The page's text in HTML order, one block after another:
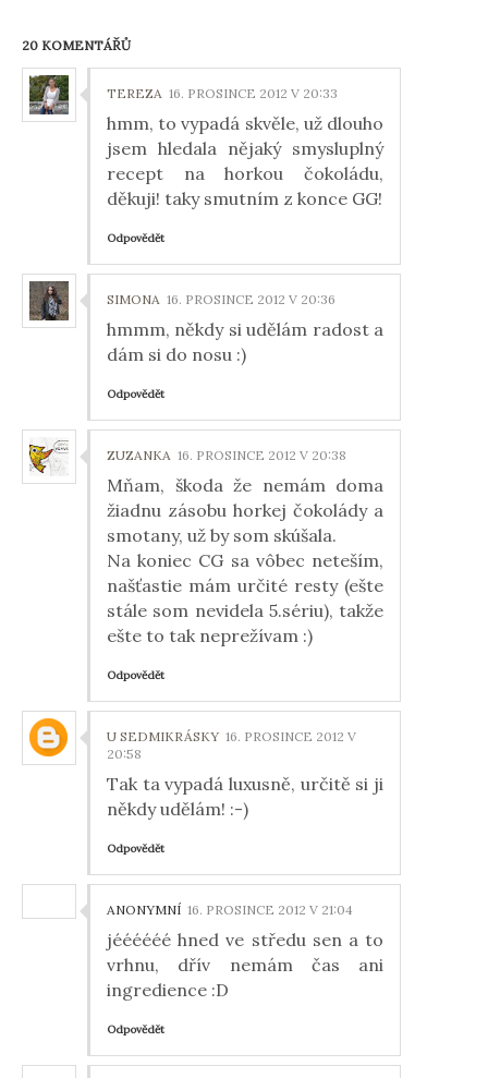
20 KOMENTÁŘŮ
TEREZA 16. PROSINCE 2012 V 20:33
hmm, to vypadá skvěle, už dlouho
jsem hledala nějaký smysluplný
recept na horkou čokoládu,
děkuji! taky smutním z konce GG!
Odpovědět
SIMONA 16. PROSINCE 2012 V 20:36
hmmm, někdy si udělám radost a
dám si do nosu :)
Odpovědět
ZUZANKA 16. PROSINCE 2012 V 20:38
Mňam, škoda že nemám doma
žiadnu zásobu horkej čokolády a
smotany, už by som skúšala.
Na koniec CG sa vôbec neteším,
našťastie mám určité resty (ešte
stále som nevidela 5.sériu), takže
ešte to tak neprežívam :)
Odpovědět
U SEDMIKRÁSKY 16. PROSINCE 2012 V
20:58
Tak ta vypadá luxusně, určitě si ji
někdy udělám! :-)
Odpovědět
ANONYMNÍ 16. PROSINCE 2012 V 21:04
jéééééé hned ve středu sen a to
vrhnu, dřív nemám čas ani
ingredience :D
Odpovědět